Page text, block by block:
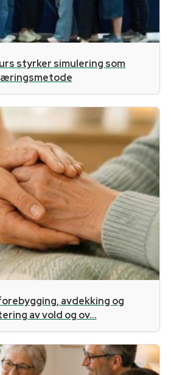
styrker simulering som
avdekking og
av vold og ov...